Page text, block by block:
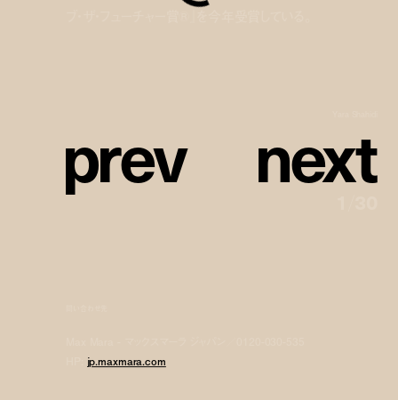
next
prev
jp.maxmara.com